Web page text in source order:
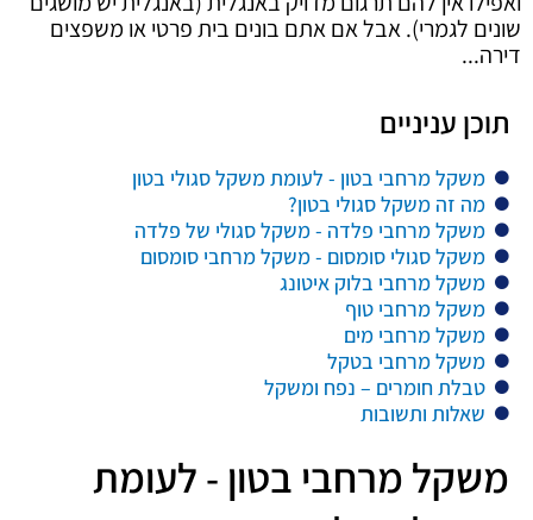
שונים לגמרי). אבל אם אתם בונים בית פרטי או משפצים
דירה...
תוכן עניניים
משקל מרחבי בטון - לעומת משקל סגולי בטון
מה זה משקל סגולי בטון?
משקל מרחבי פלדה - משקל סגולי של פלדה
משקל סגולי סומסום - משקל מרחבי סומסום
משקל מרחבי בלוק איטונג
משקל מרחבי טוף
משקל מרחבי מים
משקל מרחבי בטקל
טבלת חומרים – נפח ומשקל
שאלות ותשובות
משקל מרחבי בטון - לעומת